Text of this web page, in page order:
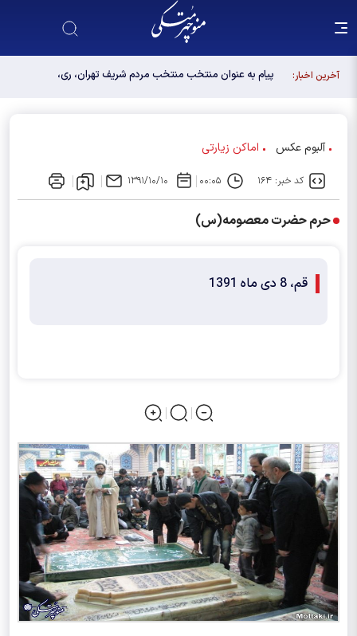
آخرین اخبار:
پیام به عنوان منتخب منتخب مردم شریف تهران، ری،
آلبوم عکس اماکن زیارتی
کد خبر: ۱۶۴ ۰۰:۰۵ ۱۳۹۱/۱۰/۱۰
حرم حضرت معصومه(س)
قم، 8 دی ماه 1391